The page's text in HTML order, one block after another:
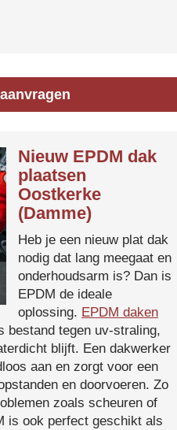
Nieuw EPDM dak
plaatsen
Oostkerke
(Damme)
Heb je een nieuw plat dak
nodig dat lang meegaat en
onderhoudsarm is? Dan is
EPDM de ideale
oplossing. EPDM daken
bestand tegen uv-straling,
blijft. Een dakwerker
aan en zorgt voor een
en doorvoeren. Zo
zoals scheuren of
is ook perfect geschikt als